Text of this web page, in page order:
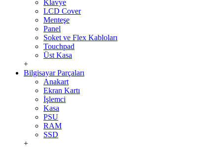
Klavye
LCD Cover
Menteşe
Panel
Soket ve Flex Kabloları
Touchpad
Üst Kasa
+
Bilgisayar Parçaları
Anakart
Ekran Kartı
İşlemci
Kasa
PSU
RAM
SSD
+